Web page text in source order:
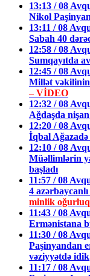
13:13 / 08
Nikol
13:11 / 08
Sabah 40
12:58 / 08
Sumqayıtda
12:45 / 08
Millət vəkilinin
– VİDEO
12:32 / 08
Ağdaşda
12:20 / 08
İqbal
12:10 / 08
Müəllimlərin
başladı
11:57 / 08
4
minlik oğurluq
11:43 / 08
Ermənistana
11:30 / 08
Paşinyandan
vəziyyətdə
11:17 / 08